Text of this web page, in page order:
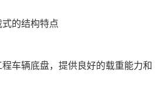
的结构特点
车辆底盘，提供良好的载重能力和